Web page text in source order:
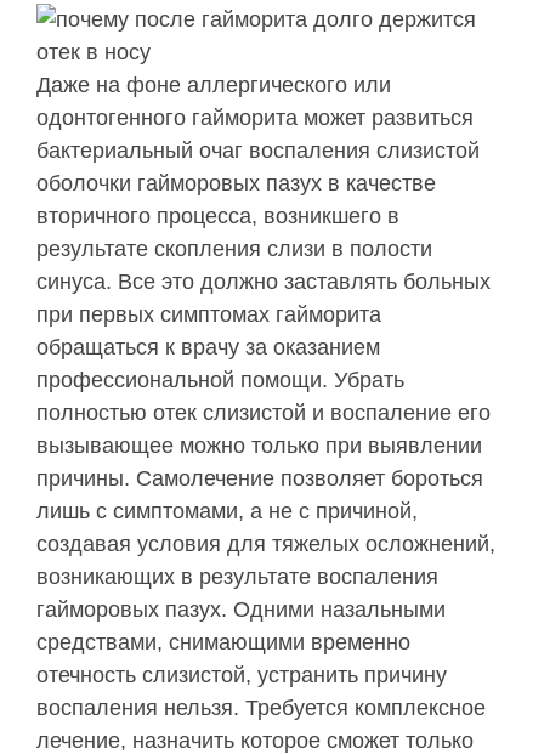
Даже на фоне аллергического или
одонтогенного гайморита может развиться
бактериальный очаг воспаления слизистой
оболочки гайморовых пазух в качестве
вторичного процесса, возникшего в
результате скопления слизи в полости
синуса. Все это должно заставлять больных
при первых симптомах гайморита
обращаться к врачу за оказанием
профессиональной помощи. Убрать
полностью отек слизистой и воспаление его
вызывающее можно только при выявлении
причины. Самолечение позволяет бороться
лишь с симптомами, а не с причиной,
создавая условия для тяжелых осложнений,
возникающих в результате воспаления
гайморовых пазух. Одними назальными
средствами, снимающими временно
отечность слизистой, устранить причину
воспаления нельзя. Требуется комплексное
лечение, назначить которое сможет только